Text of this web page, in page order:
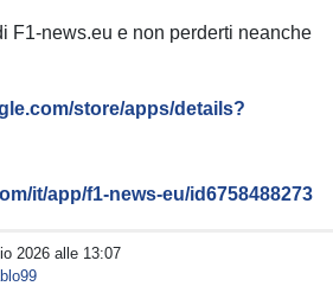
F1-news.eu e non perderti neanche
store/apps/details?
it/app/f1-news-eu/id6758488273
2026 alle 13:07